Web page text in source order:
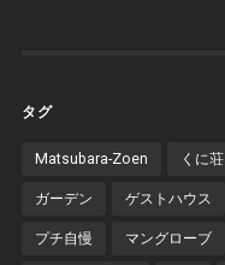
タグ
Matsubara-Zoen くに荘
ガーデン ゲストハウス
プチ自慢 マングローブ